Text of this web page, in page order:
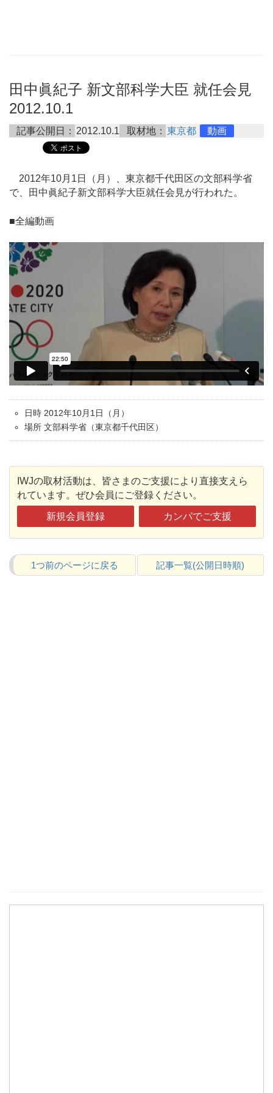
田中眞紀子 新文部科学大臣 就任会見
2012.10.1
記事公開日： 2012.10.1 取材地： 東京都 動画
2012年10月1日（月）、東京都千代田区の文部科学省
で、田中眞紀子新文部科学大臣就任会見が行われた。
■全編動画
日時 2012年10月1日（月）
場所 文部科学省（東京都千代田区）
IWJの取材活動は、皆さまのご支援により直接支えら
れています。ぜひ会員にご登録ください。
新規会員登録 カンパでご支援
1つ前のページに戻る 記事一覧(公開日時順)